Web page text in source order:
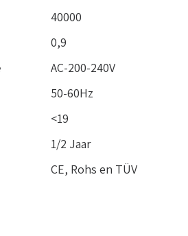
40000
0,9
AC-200-240V
50-60Hz
<19
1/2 Jaar
CE, Rohs en TÜV